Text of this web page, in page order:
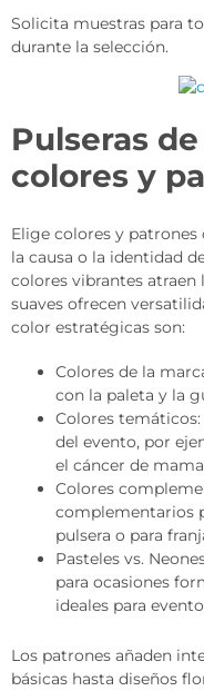
Solicita muestras para
durante la selección.
Pulseras
colores y
Elige colores y
la causa o la identidad
colores vibrantes
suaves ofrecen
color estratégicas son:
Colores de la
con la paleta y la
Colores
del evento, por
el cáncer de
Colores
complementarios
pulsera o para
Pasteles vs.
para ocasiones
ideales para
Los patrones añaden
básicas hasta diseños